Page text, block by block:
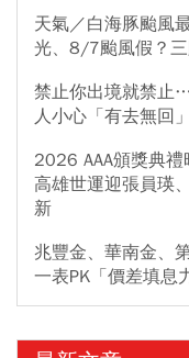
天氣／白海豚颱風
光、8/7颱風假？
禁止你出境就禁止
人小心「有去無回
2026 AAA頒獎典禮
高雄世運迎張員瑛
新
兆豐金、華南金、
一表PK「價差填息